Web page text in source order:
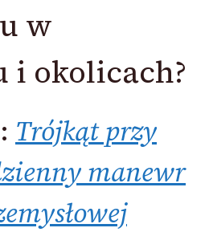
w
i okolicach?
: Trójkąt przy
manewr